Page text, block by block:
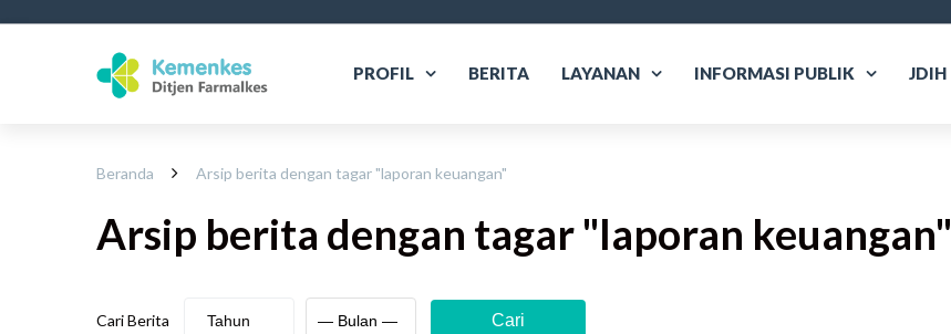
PROFIL BERITA LAYANAN INFORMASI PUBLIK JDIH
Beranda Arsip berita dengan tagar "laporan keuangan"
Arsip berita dengan tagar "laporan keuangan"
Cari Berita Cari